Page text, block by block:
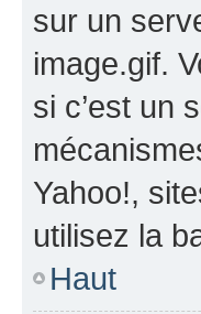
sur un
image.gif.
si c’est un
Yahoo!,
utilisez la
Haut